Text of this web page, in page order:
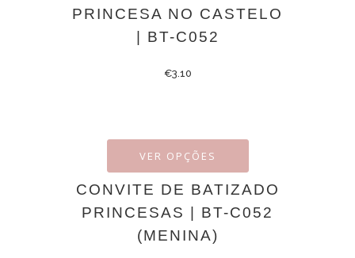
PRINCESA NO CASTELO
| BT-C052
€3.10
VER OPÇÕES
CONVITE DE BATIZADO
PRINCESAS | BT-C052
(MENINA)